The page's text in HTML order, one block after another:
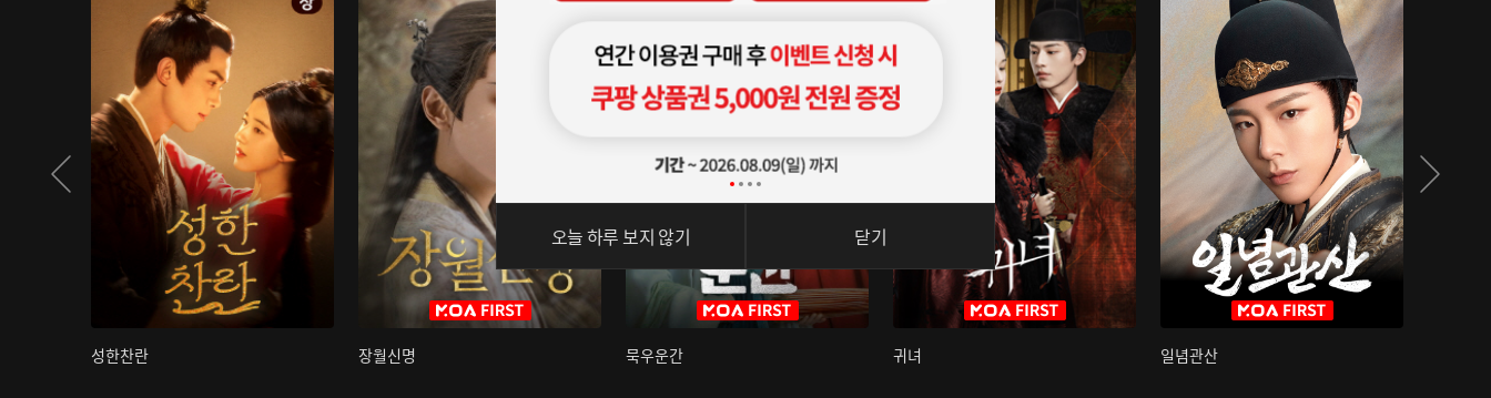
성한찬란 장월신명 묵우운간 귀녀 일념관산
오늘 하루 보지 않기 닫기